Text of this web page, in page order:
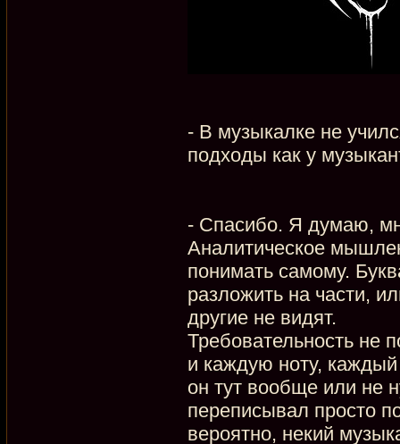
- В музыкалке не
подходы как у
- Спасибо. Я думаю,
Аналитическое
понимать самому.
разложить на части,
другие не видят.
Требовательность не
и каждую ноту,
он тут вообще или не
переписывал просто
вероятно, некий